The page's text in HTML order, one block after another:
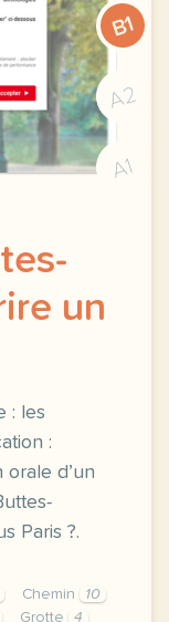
B1
A2
A1
un
: les
:
d’un
Paris ?.
Chemin
10
Grotte 4